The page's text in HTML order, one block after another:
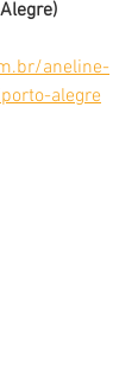
aneline-
alegre